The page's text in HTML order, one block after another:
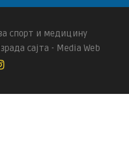
спорт и медицину
сајта - Media Web